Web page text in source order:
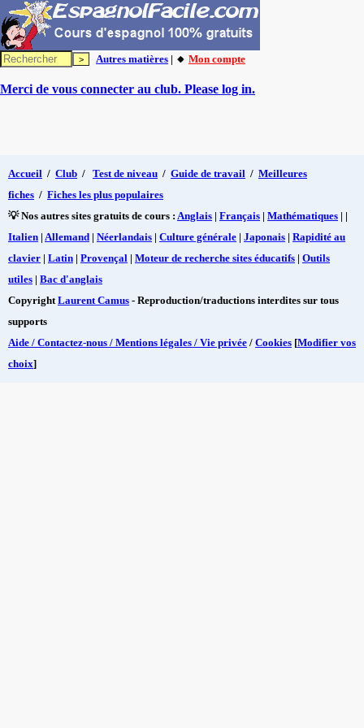
Autres matières | 🔸 Mon compte
Merci de vous connecter au club. Please log in.
Accueil / Club / Test de niveau / Guide de travail / Meilleures
fiches / Fiches les plus populaires
💡 Nos autres sites gratuits de cours : Anglais | Français | Mathématiques | |
Italien | Allemand | Néerlandais | Culture générale | Japonais | Rapidité au
clavier | Latin | Provençal | Moteur de recherche sites éducatifs | Outils
utiles | Bac d'anglais
CopyrightLaurent Camus - Reproduction/traductions interdites sur tous
supports
Aide / Contactez-nous / Mentions légales / Vie privée / Cookies [Modifier vos
choix]